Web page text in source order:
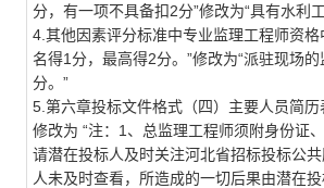
分，有一项不具备扣2分”修改为“具有水利
4. 其他因素评分标准中专业监理工程师资格
名得1分，最高得2分。 ”修改为“派驻现场的
分。 ”
5. 第六章投标文件格式（四）主要人员简历
修改为 “注： 1 、总监理工程师须附身份证
请潜在投标人及时关注河北省招标投标公
人未及时查看，所造成的一切后果由潜在投